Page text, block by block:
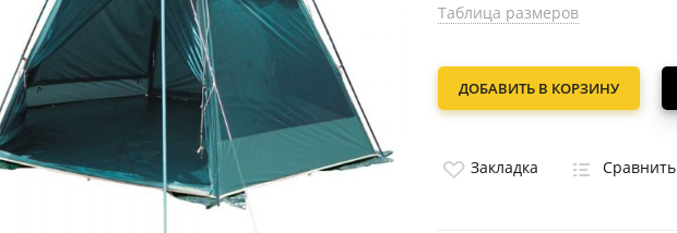
Таблица размеров
ДОБАВИТЬ В КОРЗИНУ
Закладка Сравнить